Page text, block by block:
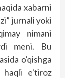
xabarni
jurnali yoki
nimani
meni. Bu
o'qishga
haqli e'tiroz